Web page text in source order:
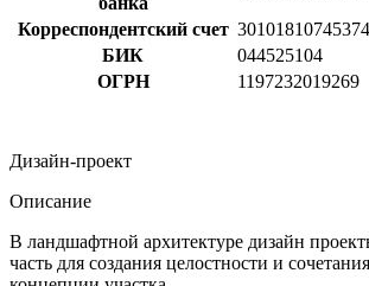
Корреспондентский счет
БИК
044525104
ОГРН
1197232019269
Дизайн-проект
Описание
В ландшафтной архитектуре дизайн
часть для создания целостности и